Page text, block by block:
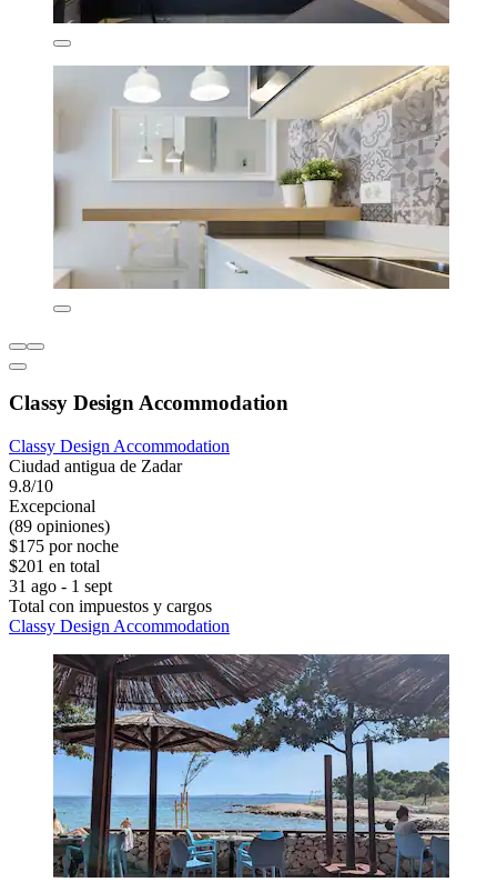
Classy Design Accommodation
Classy Design Accommodation
Ciudad antigua de Zadar
9.8/10
Excepcional
(89 opiniones)
$175 por noche
$201 en total
31 ago - 1 sept
Total con impuestos y cargos
Classy Design Accommodation